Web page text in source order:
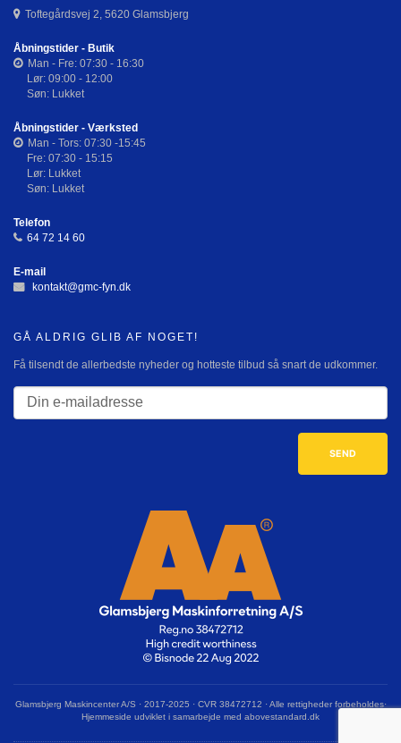
Toftegårdsvej 2, 5620 Glamsbjerg
Åbningstider - Butik
Man - Fre: 07:30 - 16:30
Lør: 09:00 - 12:00
Søn: Lukket
Åbningstider - Værksted
Man - Tors: 07:30 -15:45
Fre: 07:30 - 15:15
Lør: Lukket
Søn: Lukket
Telefon
64 72 14 60
E-mail
kontakt@gmc-fyn.dk
GÅ ALDRIG GLIB AF NOGET!
Få tilsendt de allerbedste nyheder og hotteste tilbud så snart de udkommer.
Glamsbjerg Maskincenter A/S · 2017-2025 · CVR 38472712 · Alle rettigheder forbeholdes·
Hjemmeside udviklet i samarbejde med abovestandard.dk